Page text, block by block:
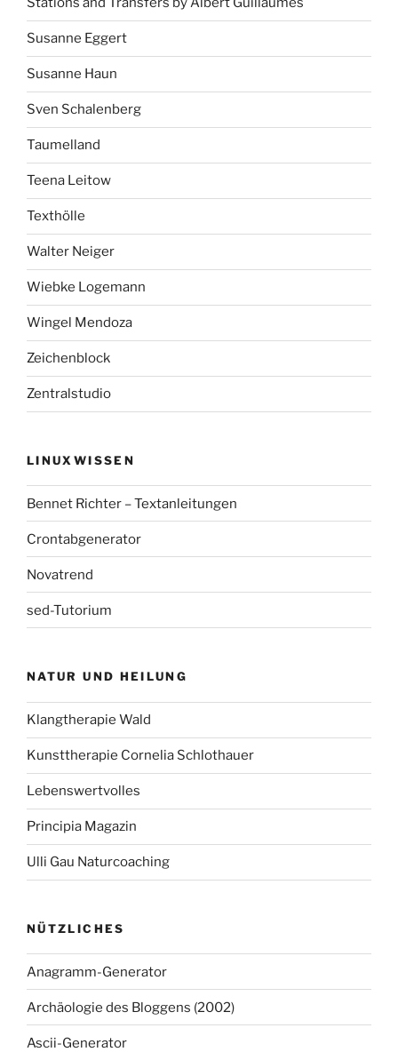
Susanne Eggert
Susanne Haun
Sven Schalenberg
Taumelland
Teena Leitow
Texthölle
Walter Neiger
Wiebke Logemann
Wingel Mendoza
Zeichenblock
Zentralstudio
LINUXWISSEN
Bennet Richter – Textanleitungen
Crontabgenerator
Novatrend
sed-Tutorium
NATUR UND HEILUNG
Klangtherapie Wald
Kunsttherapie Cornelia Schlothauer
Lebenswertvolles
Principia Magazin
Ulli Gau Naturcoaching
NÜTZLICHES
Anagramm-Generator
Archäologie des Bloggens (2002)
Ascii-Generator